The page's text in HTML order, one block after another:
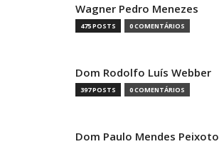
Wagner Pedro Menezes
475 POSTS 0 COMENTÁRIOS
Dom Rodolfo Luís Webber
397 POSTS 0 COMENTÁRIOS
Dom Paulo Mendes Peixoto